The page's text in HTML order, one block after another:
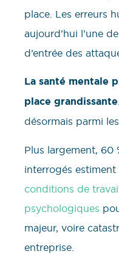
place. Les erreurs
aujourd’hui l’une
d’entrée des
La santé mentale
place grandissante
désormais parmi
Plus largement, 60
interrogés
conditions de
psychologiques
majeur, voire
entreprise.